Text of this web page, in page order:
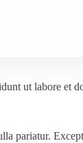
ut labore
pariatur.